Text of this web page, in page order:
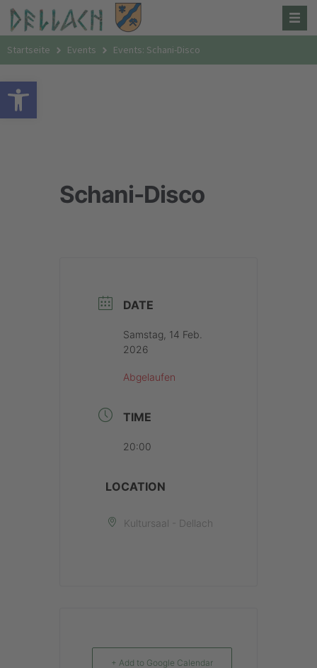
Open toolbar
Startseite Events Events: Schani-Disco
Schani-Disco
DATE
Samstag, 14 Feb.
2026
Abgelaufen
TIME
20:00
LOCATION
Kultursaal - Dellach
+ Add to Google Calendar